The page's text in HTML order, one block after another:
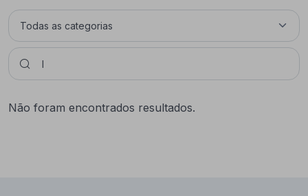
Não foram encontrados resultados.